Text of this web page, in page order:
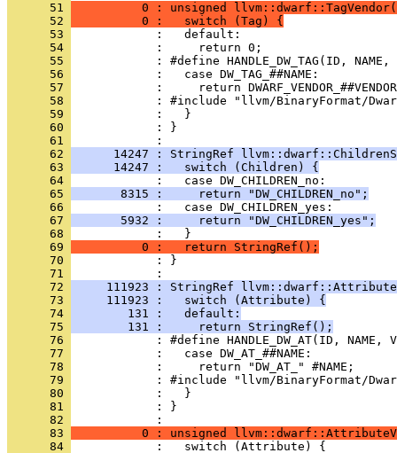
      51
0 : unsigned
      52
          0 :   switch (Tag) {
      53
      54
      55
      56
      57
      58
      59
      60
            : }
      61
      62
14247 : StringRef
      63
      14247 :   switch (Children) {
      64
      65
       8315 :     return "DW_CHILDREN_no";
      66
      67
       5932 :     return "DW_CHILDREN_yes";
      68
      69
          0 :   return StringRef();
      70
            : }
      71
      72
111923 : StringRef
      73
     111923 :   switch (Attribute) {
      74
        131 :   default:
      75
        131 :     return StringRef();
      76
      77
      78
      79
      80
      81
            : }
      82
      83
0 : unsigned
      84